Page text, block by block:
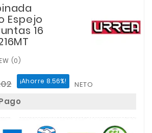
Espejo
16
(0)
¡Ahorre 8.56%! NETO